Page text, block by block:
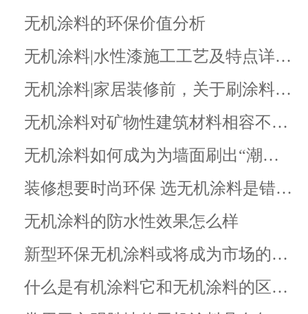
无机涂料的环保价值分析
无机涂料|水性漆施工工艺及特点详…
无机涂料|家居装修前，关于刷涂料…
无机涂料对矿物性建筑材料相容不…
无机涂料如何成为为墙面刷出“潮…
装修想要时尚环保 选无机涂料是错…
无机涂料的防水性效果怎么样
新型环保无机涂料或将成为市场的…
什么是有机涂料它和无机涂料的区…